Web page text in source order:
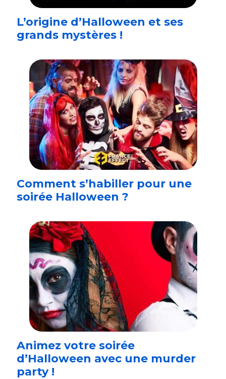
L’origine d’Halloween et ses
grands mystères !
Comment s’habiller pour une
soirée Halloween ?
Animez votre soirée
d’Halloween avec une murder
party !